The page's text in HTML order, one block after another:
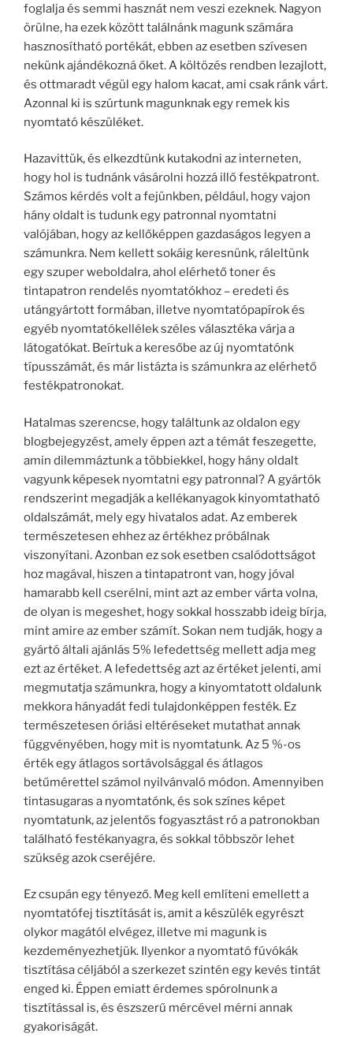
foglalja és semmi hasznát nem veszi ezeknek. Nagyon
örülne, ha ezek között találnánk magunk számára
hasznosítható portékát, ebben az esetben szívesen
nekünk ajándékozná őket. A költözés rendben lezajlott,
és ottmaradt végül egy halom kacat, ami csak ránk várt.
Azonnal ki is szúrtunk magunknak egy remek kis
nyomtató készüléket.
Hazavittük, és elkezdtünk kutakodni az interneten,
hogy hol is tudnánk vásárolni hozzá illő festékpatront.
Számos kérdés volt a fejünkben, például, hogy vajon
hány oldalt is tudunk egy patronnal nyomtatni
valójában, hogy az kellőképpen gazdaságos legyen a
számunkra. Nem kellett sokáig keresnünk, ráleltünk
egy szuper weboldalra, ahol elérhető toner és
tintapatron rendelés nyomtatókhoz – eredeti és
utángyártott formában, illetve nyomtatópapírok és
egyéb nyomtatókellélek széles választéka várja a
látogatókat. Beírtuk a keresőbe az új nyomtatónk
típusszámát, és már listázta is számunkra az elérhető
festékpatronokat.
Hatalmas szerencse, hogy találtunk az oldalon egy
blogbejegyzést, amely éppen azt a témát feszegette,
amin dilemmáztunk a többiekkel, hogy hány oldalt
vagyunk képesek nyomtatni egy patronnal? A gyártók
rendszerint megadják a kellékanyagok kinyomtatható
oldalszámát, mely egy hivatalos adat. Az emberek
természetesen ehhez az értékhez próbálnak
viszonyítani. Azonban ez sok esetben csalódottságot
hoz magával, hiszen a tintapatront van, hogy jóval
hamarabb kell cserélni, mint azt az ember várta volna,
de olyan is megeshet, hogy sokkal hosszabb ideig bírja,
mint amire az ember számít. Sokan nem tudják, hogy a
gyártó általi ajánlás 5% lefedettség mellett adja meg
ezt az értéket. A lefedettség azt az értéket jelenti, ami
megmutatja számunkra, hogy a kinyomtatott oldalunk
mekkora hányadát fedi tulajdonképpen festék. Ez
természetesen óriási eltéréseket mutathat annak
függvényében, hogy mit is nyomtatunk. Az 5 %-os
érték egy átlagos sortávolsággal és átlagos
betűmérettel számol nyilvánvaló módon. Amennyiben
tintasugaras a nyomtatónk, és sok színes képet
nyomtatunk, az jelentős fogyasztást ró a patronokban
található festékanyagra, és sokkal többször lehet
szükség azok cseréjére.
Ez csupán egy tényező. Meg kell említeni emellett a
nyomtatófej tisztítását is, amit a készülék egyrészt
olykor magától elvégez, illetve mi magunk is
kezdeményezhetjük. Ilyenkor a nyomtató fúvókák
tisztítása céljából a szerkezet szintén egy kevés tintát
enged ki. Éppen emiatt érdemes spórolnunk a
tisztítással is, és észszerű mércével mérni annak
gyakoriságát.